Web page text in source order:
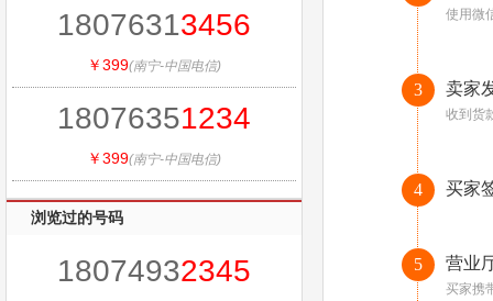
18076313456
￥399(南宁-中国电信)
18076351234
￥399(南宁-中国电信)
浏览过的号码
18074932345
使用微
3 卖家
收到货
4 买家
5 营业
买家携